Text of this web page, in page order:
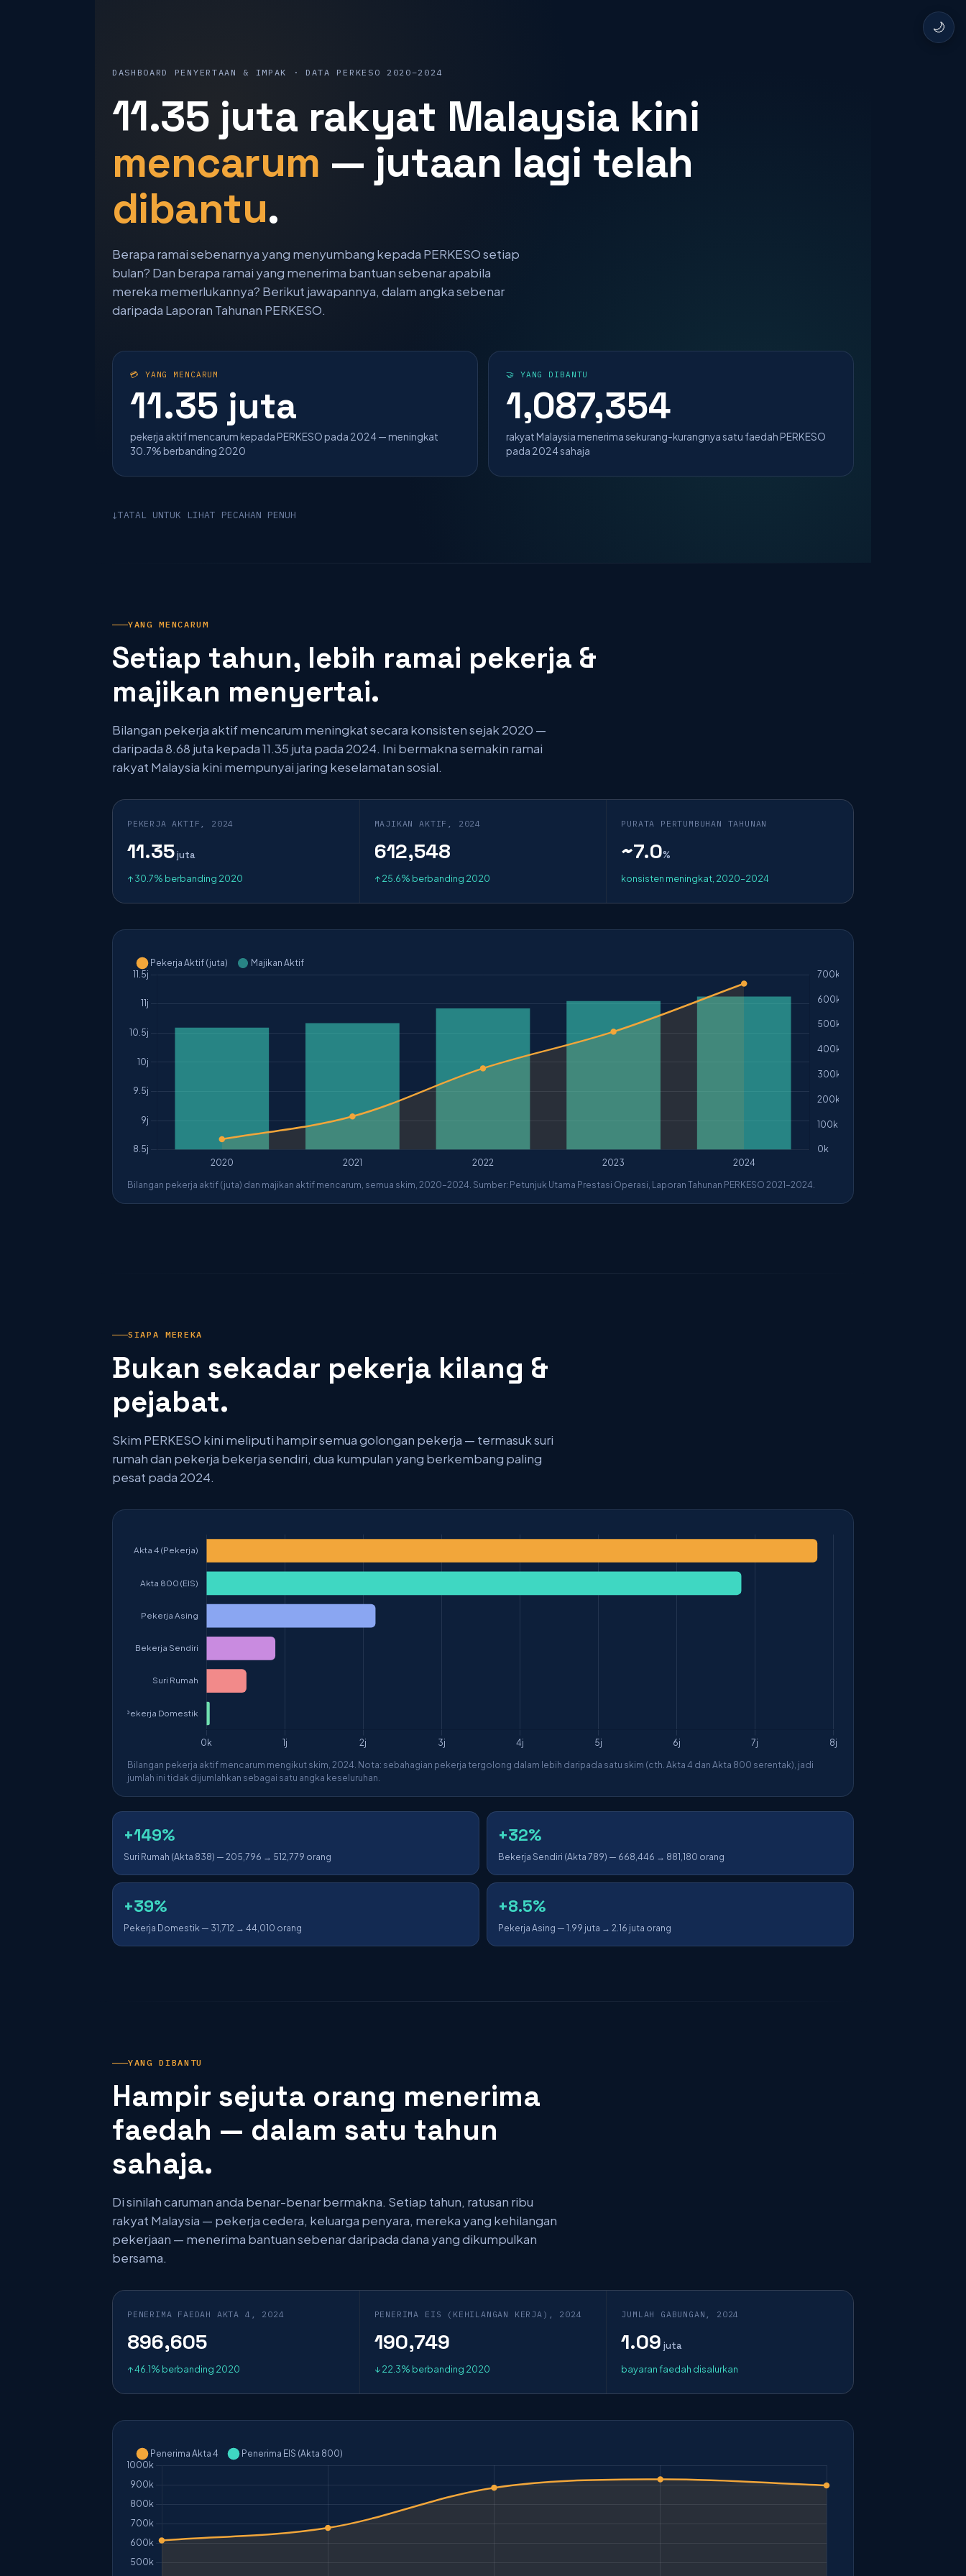
🌙
DASHBOARD PENYERTAAN & IMPAK · DATA PERKESO 2020–2024
11.35 juta rakyat Malaysia kini
mencarum — jutaan lagi telah
dibantu.
Berapa ramai sebenarnya yang menyumbang kepada PERKESO setiap
bulan? Dan berapa ramai yang menerima bantuan sebenar apabila
mereka memerlukannya? Berikut jawapannya, dalam angka sebenar
daripada Laporan Tahunan PERKESO.
💳 YANG MENCARUM
11.35 juta
pekerja aktif mencarum kepada PERKESO pada 2024 — meningkat
30.7% berbanding 2020
🤝 YANG DIBANTU
1,087,354
rakyat Malaysia menerima sekurang-kurangnya satu faedah PERKESO
pada 2024 sahaja
↓TATAL UNTUK LIHAT PECAHAN PENUH
YANG MENCARUM
Setiap tahun, lebih ramai pekerja &
majikan menyertai.
Bilangan pekerja aktif mencarum meningkat secara konsisten sejak 2020 —
daripada 8.68 juta kepada 11.35 juta pada 2024. Ini bermakna semakin ramai
rakyat Malaysia kini mempunyai jaring keselamatan sosial.
PEKERJA AKTIF, 2024
11.35juta
↑ 30.7% berbanding 2020
MAJIKAN AKTIF, 2024
612,548
↑ 25.6% berbanding 2020
PURATA PERTUMBUHAN TAHUNAN
~7.0%
konsisten meningkat, 2020–2024
Bilangan pekerja aktif (juta) dan majikan aktif mencarum, semua skim, 2020–2024. Sumber: Petunjuk Utama Prestasi Operasi, Laporan Tahunan PERKESO 2021–2024.
SIAPA MEREKA
Bukan sekadar pekerja kilang &
pejabat.
Skim PERKESO kini meliputi hampir semua golongan pekerja — termasuk suri
rumah dan pekerja bekerja sendiri, dua kumpulan yang berkembang paling
pesat pada 2024.
Bilangan pekerja aktif mencarum mengikut skim, 2024. Nota: sebahagian pekerja tergolong dalam lebih daripada satu skim (cth. Akta 4 dan Akta 800 serentak), jadi
jumlah ini tidak dijumlahkan sebagai satu angka keseluruhan.
+149%
Suri Rumah (Akta 838) — 205,796 → 512,779 orang
+32%
Bekerja Sendiri (Akta 789) — 668,446 → 881,180 orang
+39%
Pekerja Domestik — 31,712 → 44,010 orang
+8.5%
Pekerja Asing — 1.99 juta → 2.16 juta orang
YANG DIBANTU
Hampir sejuta orang menerima
faedah — dalam satu tahun
sahaja.
Di sinilah caruman anda benar-benar bermakna. Setiap tahun, ratusan ribu
rakyat Malaysia — pekerja cedera, keluarga penyara, mereka yang kehilangan
pekerjaan — menerima bantuan sebenar daripada dana yang dikumpulkan
bersama.
PENERIMA FAEDAH AKTA 4, 2024
896,605
↑ 46.1% berbanding 2020
PENERIMA EIS (KEHILANGAN KERJA), 2024
190,749
↓ 22.3% berbanding 2020
JUMLAH GABUNGAN, 2024
1.09 juta
bayaran faedah disalurkan